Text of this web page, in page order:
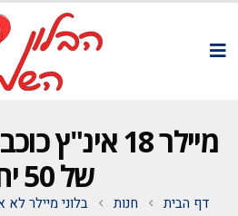
מיילר 18
של 50 יח'*
דף הבית חנות בלוני מיילר לא